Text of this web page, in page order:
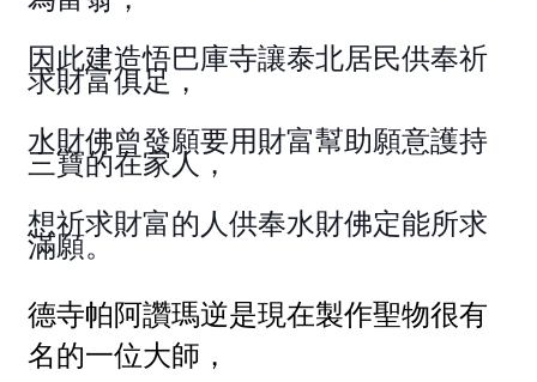
因此建造悟巴庫寺讓泰北居民供奉祈
求財富俱足，
水財佛曾發願要用財富幫助願意護持
三寶的在家人，
想祈求財富的人供奉水財佛定能所求
滿願。
德寺帕阿讚瑪逆是現在製作聖物很有
名的一位大師，